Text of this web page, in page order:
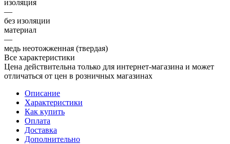
изоляция
—
без изоляции
материал
—
медь неотожженная (твердая)
Все характеристики
Цена действительна только для интернет-магазина и может
отличаться от цен в розничных магазинах
Описание
Характеристики
Как купить
Оплата
Доставка
Дополнительно